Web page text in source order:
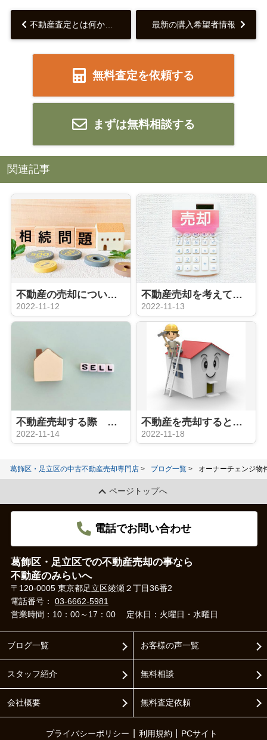
不動産査定とは何かを解説！選び方や手順もご紹介します。... 最新の購入希望者情報
無料査定を依頼する
まずは無料相談する
関連記事
不動産の売却について ローン残債がある場合の注意点
2022-11-12
不動産売却を考えている方向け！初歩編
2022-11-13
不動産売却する際 買取と仲介の違いは？メリット、デメリットは？
2022-11-14
不動産を売却するときリフォームは必要？
2022-11-18
葛飾区・足立区の中古不動産売却専門店 ブログ一覧 オーナーチェンジ物
ページトップへ
電話でお問い合わせ
葛飾区・足立区での不動産売却の事なら
不動産のみらいへ
〒120-0005 東京都足立区綾瀬２丁目36番2
電話番号： 03-6662-5981
営業時間：10：00～17：00
定休日：火曜日・水曜日
ブログ一覧
スタッフ紹介
会社概要
お客様の声一覧
無料相談
無料査定依頼
プライバシーポリシー 利用規約 PCサイト